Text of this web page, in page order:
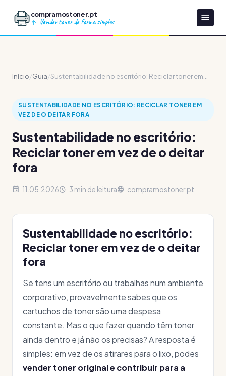
compramostoner.pt
Vender toner de forma simples
Início/Guia/Sustentabilidade no escritório: Reciclar toner em...
SUSTENTABILIDADE NO ESCRITÓRIO: RECICLAR TONER EM
VEZ DE O DEITAR FORA
Sustentabilidade no escritório:
Reciclar toner em vez de o deitar
fora
11.05.2026 3 min de leitura compramostoner.pt
Sustentabilidade no escritório:
Reciclar toner em vez de o deitar
fora
Se tens um escritório ou trabalhas num ambiente
corporativo, provavelmente sabes que os
cartuchos de toner são uma despesa
constante. Mas o que fazer quando têm toner
ainda dentro e já não os precisas? A resposta é
simples: em vez de os atirares para o lixo, podes
vender toner original e contribuir para a